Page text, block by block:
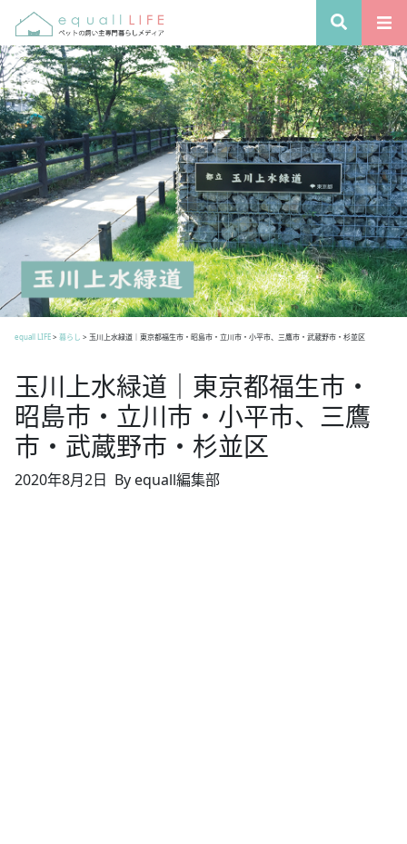
equall LIFE> 暮らし > 玉川上水緑道｜東京都福生市・昭島市・立川市・小平市、三鷹市・武蔵野市・杉並区
玉川上水緑道｜東京都福生市・
昭島市・立川市・小平市、三鷹
市・武蔵野市・杉並区
2020年8月2日 By equall編集部